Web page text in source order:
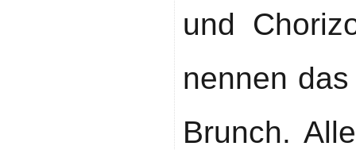
und
nennen
Brunch.